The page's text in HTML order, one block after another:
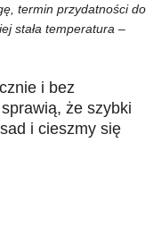
termin przydatności do
stała temperatura –
i bez
że szybki
i cieszmy się